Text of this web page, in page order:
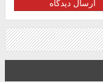
ارسال دیدگاه